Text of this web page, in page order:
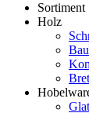
Sortiment
Holz